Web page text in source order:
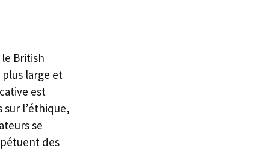
British
large et
est
sur l’éthique,
se
des